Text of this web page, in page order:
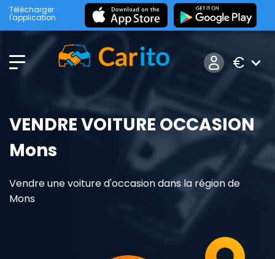
Télécharger
l'application
€
VENDRE VOITURE OCCASION
Mons
Vendre une voiture d'occasion dans la région de
Mons